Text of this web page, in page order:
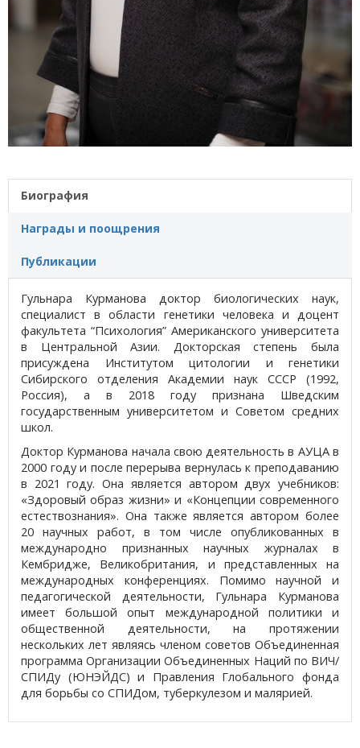
Биография
Награды и поощрения
Публикации
Гульнара Курманова доктор биологических наук,
специалист в области генетики человека и доцент
факультета “Психология” Американского университета
в Центральной Азии. Докторская степень была
присуждена Институтом цитологии и генетики
Сибирского отделения Академии наук СССР (1992,
Россия), а в 2018 году признана Шведским
государственным университетом и Советом средних
школ.
Доктор Курманова начала свою деятельность в АУЦА в
2000 году и после перерыва вернулась к преподаванию
в 2021 году. Она является автором двух учебников:
«Здоровый образ жизни» и «Концепции современного
естествознания». Она также является автором более
20 научных работ, в том числе опубликованных в
международно признанных научных журналах в
Кембридже, Великобритания, и представленных на
международных конференциях. Помимо научной и
педагогической деятельности, Гульнара Курманова
имеет большой опыт международной политики и
общественной деятельности, на протяжении
нескольких лет являясь членом советов Объединенная
программа Организации Объединенных Наций по ВИЧ/
СПИДу (ЮНЭЙДС) и Правления Глобального фонда
для борьбы со СПИДом, туберкулезом и малярией.